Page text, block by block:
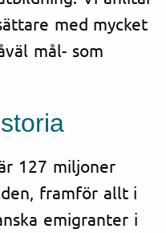
med mycket
mål- som
127 miljoner
framför allt i
emigranter i